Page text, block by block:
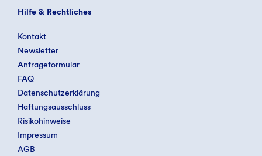
Hilfe & Rechtliches
Kontakt
Newsletter
Anfrageformular
FAQ
Datenschutzerklärung
Haftungsausschluss
Risikohinweise
Impressum
AGB